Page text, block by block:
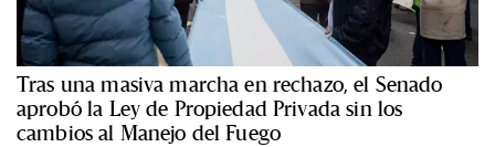
Tras una masiva marcha en rechazo, el Senado
aprobó la Ley de Propiedad Privada sin los
cambios al Manejo del Fuego